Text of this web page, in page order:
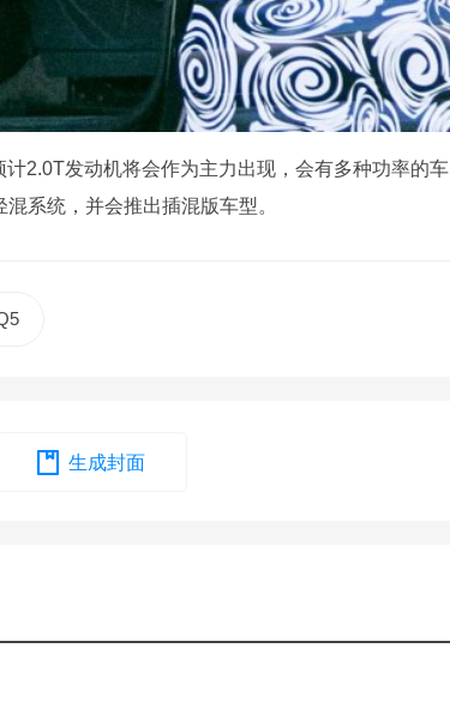
2.0T发动机将会作为主力出现，会有多种功率的车
系统，并会推出插混版车型。
生成封面